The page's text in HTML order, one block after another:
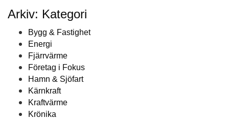
Arkiv: Kategori
Bygg & Fastighet
Energi
Fjärrvärme
Företag i Fokus
Hamn & Sjöfart
Kärnkraft
Kraftvärme
Krönika